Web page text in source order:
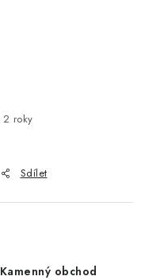
2 roky
Sdílet
Kamenný obchod